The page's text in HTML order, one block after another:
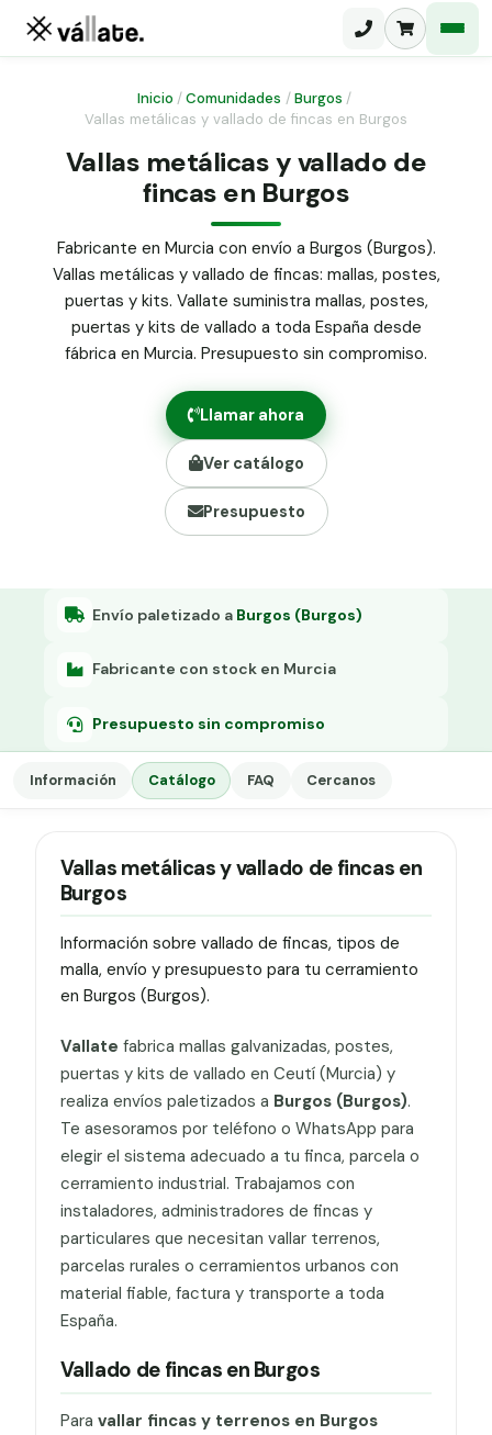
Malla ganadera
Malla simple torsión
Malla triple torsión
Panel malla H.
Puerta abatible dos hojas
Puerta acceso peatonal
Poste malla Hércules
Poste malla simple torsión
Alambre de espino galvanizado
Alambre liso galvanizado
Malla ocultación 70 g/m² verde
Abrazadera PVC malla H.
Grapa malla H.
Inicio /Comunidades / Burgos /
Vallas metálicas y vallado de fincas en Burgos
Vallas metálicas y vallado de
fincas en Burgos
Fabricante en Murcia con envío a Burgos (Burgos).
Vallas metálicas y vallado de fincas: mallas, postes,
puertas y kits. Vallate suministra mallas, postes,
puertas y kits de vallado a toda España desde
fábrica en Murcia. Presupuesto sin compromiso.
Llamar ahora
Ver catálogo
Presupuesto
Envío paletizado a Burgos (Burgos)
Fabricante con stock en Murcia
Presupuesto sin compromiso
Información Catálogo FAQ Cercanos
Vallas metálicas y vallado de fincas en
Burgos
Información sobre vallado de fincas, tipos de
malla, envío y presupuesto para tu cerramiento
en Burgos (Burgos).
Vallate fabrica mallas galvanizadas, postes,
puertas y kits de vallado en Ceutí (Murcia) y
realiza envíos paletizados a Burgos (Burgos).
Te asesoramos por teléfono o WhatsApp para
elegir el sistema adecuado a tu finca, parcela o
cerramiento industrial. Trabajamos con
instaladores, administradores de fincas y
particulares que necesitan vallar terrenos,
parcelas rurales o cerramientos urbanos con
material fiable, factura y transporte a toda
España.
Vallado de fincas en Burgos
Para vallar fincas y terrenos en Burgos